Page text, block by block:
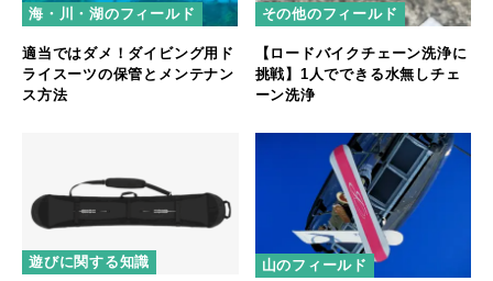
海・川・湖のフィールド
適当ではダメ！ダイビング用ド
ライスーツの保管とメンテナン
ス方法
その他のフィールド
【ロードバイクチェーン洗浄に
挑戦】1人でできる水無しチェ
ーン洗浄
遊びに関する知識 山のフィールド